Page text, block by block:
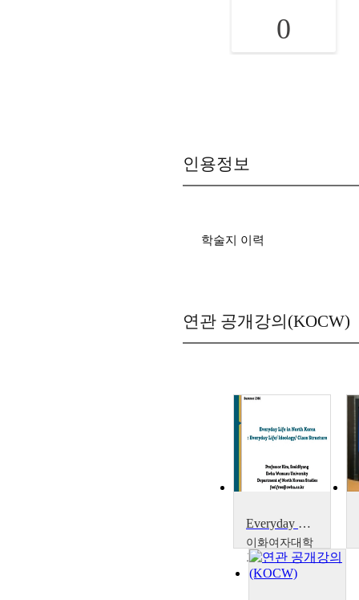
0
인용정보
학술지 이력
연관 공개강의(KOCW)
Everyday Life in North Korea
이화여자대학
교
김석향